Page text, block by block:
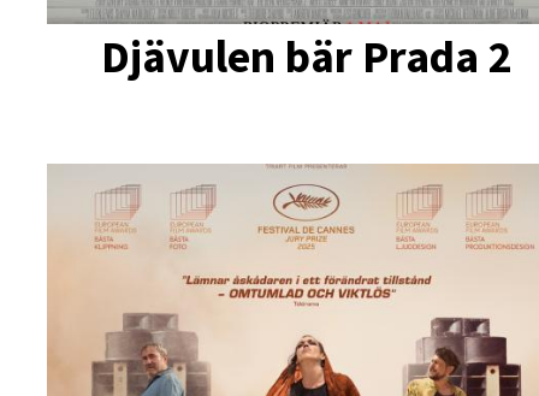
Djävulen bär Prada 2